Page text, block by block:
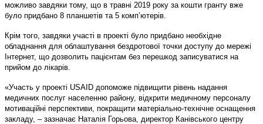
можливо завдяки тому, що в травні 2019 року за кошти гранту вже
було придбано 8 планшетів та 5 комп’ютерів.
Крім того, завдяки участі в проекті було придбано необхідне
обладнання для облаштування бездротової точки доступу до мережі
Інтернет, що дозволить пацієнтам без перешкод записуватися на
прийом до лікарів.
«Участь у проекті USAID допоможе підвищити рівень надання
медичних послуг населенню району, відкрити медичному персоналу
мотиваційні перспективи, покращити матеріально-технічне оснащення
закладу, – зазначає Наталія Горьова, директор Канівського центру